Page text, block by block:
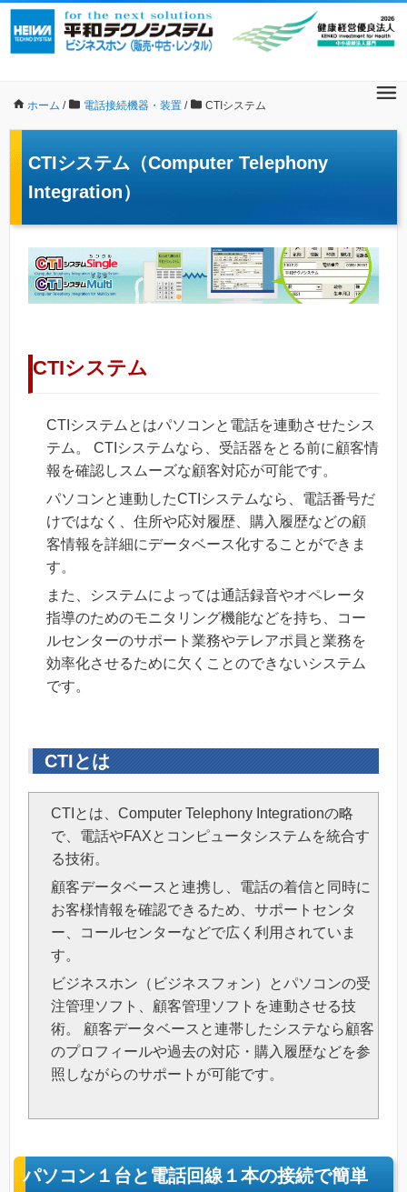
ホーム / 電話接続機器・装置 / CTIシステム
CTIシステム（Computer Telephony
Integration）
CTIシステム
CTIシステムとはパソコンと電話を連動させたシス
テム。 CTIシステムなら、受話器をとる前に顧客情
報を確認しスムーズな顧客対応が可能です。
パソコンと連動したCTIシステムなら、電話番号だ
けではなく、住所や応対履歴、購入履歴などの顧
客情報を詳細にデータベース化することができま
す。
また、システムによっては通話録音やオペレータ
指導のためのモニタリング機能などを持ち、コー
ルセンターのサポート業務やテレアポ員と業務を
効率化させるために欠くことのできないシステム
です。
CTIとは
CTIとは、Computer Telephony Integrationの略
で、電話やFAXとコンピュータシステムを統合す
る技術。
顧客データベースと連携し、電話の着信と同時に
お客様情報を確認できるため、サポートセンタ
ー、コールセンターなどで広く利用されていま
す。
ビジネスホン（ビジネスフォン）とパソコンの受
注管理ソフト、顧客管理ソフトを連動させる技
術。 顧客データベースと連帯したシステなら顧客
のプロフィールや過去の対応・購入履歴などを参
照しながらのサポートが可能です。
パソコン１台と電話回線１本の接続で簡単